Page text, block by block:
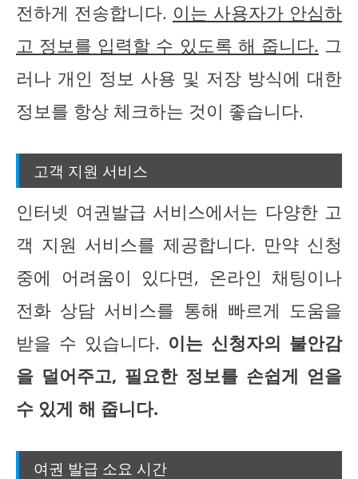
전하게 전송합니다. 이는 사용자가 안심하
고 정보를 입력할 수 있도록 해 줍니다. 그
러나 개인 정보 사용 및 저장 방식에 대한
정보를 항상 체크하는 것이 좋습니다.
고객 지원 서비스
인터넷 여권발급 서비스에서는 다양한 고
객 지원 서비스를 제공합니다. 만약 신청
중에 어려움이 있다면, 온라인 채팅이나
전화 상담 서비스를 통해 빠르게 도움을
받을 수 있습니다. 이는 신청자의 불안감
을 덜어주고, 필요한 정보를 손쉽게 얻을
수 있게 해 줍니다.
여권 발급 소요 시간